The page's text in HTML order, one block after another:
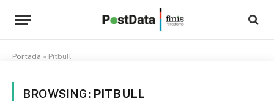
Portada » Pitbull
BROWSING: PITBULL